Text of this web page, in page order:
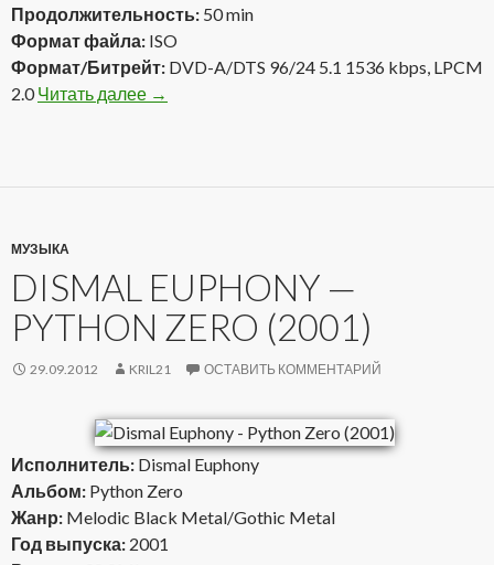
Продолжительность: 50 min
Формат файла: ISO
Формат/Битрейт: DVD-A/DTS 96/24 5.1 1536 kbps, LPCM
2.0Читать далее Frank Zappa — QuAUDIOPHILIAc (2004)
→
МУЗЫКА
DISMAL EUPHONY —
PYTHON ZERO (2001)
29.09.2012 KRIL21 ОСТАВИТЬ КОММЕНТАРИЙ
Исполнитель: Dismal Euphony
Альбом: Python Zero
Жанр: Melodic Black Metal/Gothic Metal
Год выпуска: 2001